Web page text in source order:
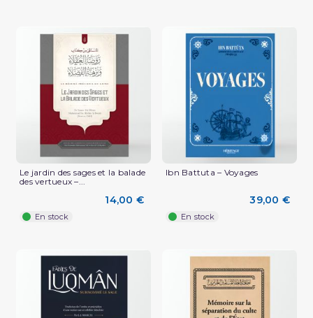
Le jardin des sages et la balade
des vertueux –...
14,00 €
En stock
Ibn Battuta – Voyages
39,00 €
En stock